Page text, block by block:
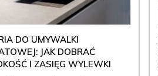
DO UMYWALKI
JAK DOBRAĆ
I ZASIĘG WYLEWKI